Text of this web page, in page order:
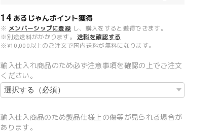
14 あるじゃんポイント獲得
※ メンバーシップに登録 し、購入をすると獲得できます。
※別途送料がかかります。
送料を確認する
※¥10,000以上のご注文で国内送料が無料になります。
輸入仕入れ商品のため必ず注意事項を確認の上でご注文
ください。
輸入仕入商品のため製品仕様上の傷等が見られる場合が
あります。